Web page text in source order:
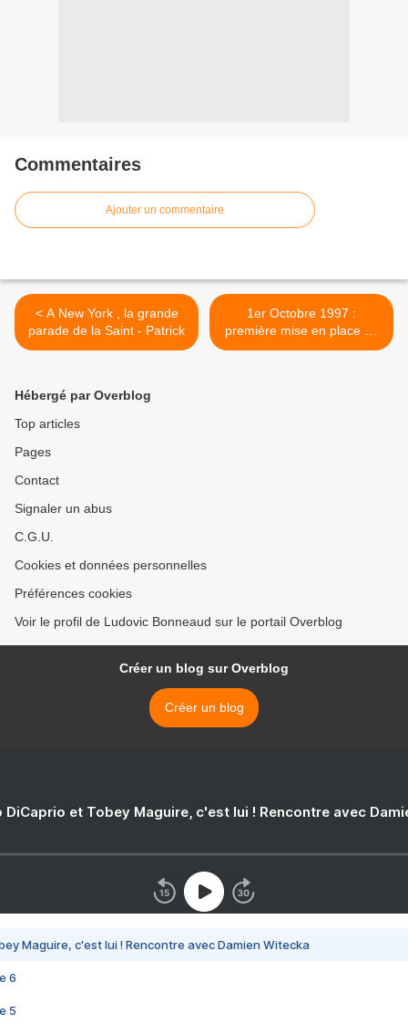
Commentaires
Ajouter un commentaire
< A New York , la grande
parade de la Saint - Patrick
1er Octobre 1997 :
première mise en place de
la circulation alternée en
Hébergé par Overblog
Top articles
Pages
Contact
Signaler un abus
C.G.U.
Cookies et données personnelles
Préférences cookies
Voir le profil de Ludovic Bonneaud sur le portail Overblog
Créer un blog sur Overblog
Créer un blog
DiCaprio et Tobey Maguire, c'est lui ! Rencontre avec
Maguire, c'est lui ! Rencontre avec Damien Witecka
6
5